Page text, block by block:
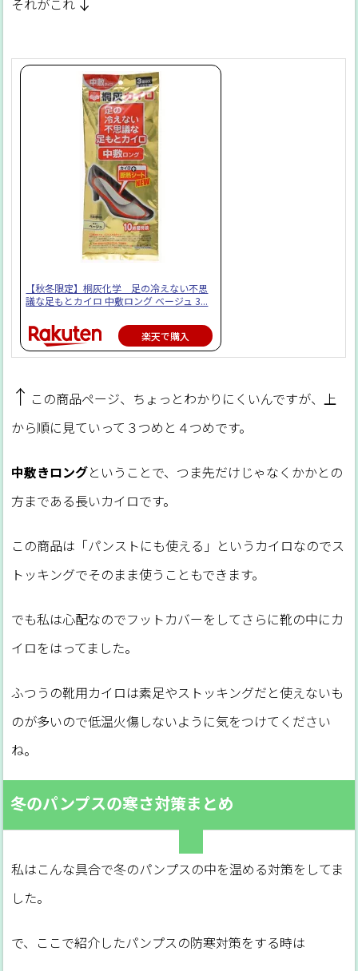
【秋冬限定】桐灰化学 足の冷えない不思
議な足もとカイロ 中敷ロング ベージュ 3...
楽天で購入
↑ この商品ページ、ちょっとわかりにくいんですが、上
から順に見ていって３つめと４つめです。
中敷きロングということで、つま先だけじゃなくかかとの
方まである長いカイロです。
この商品は「パンストにも使える」というカイロなのでス
トッキングでそのまま使うこともできます。
でも私は心配なのでフットカバーをしてさらに靴の中にカ
イロをはってました。
ふつうの靴用カイロは素足やストッキングだと使えないも
のが多いので低温火傷しないように気をつけてください
ね。
冬のパンプスの寒さ対策まとめ
私はこんな具合で冬のパンプスの中を温める対策をしてま
した。
で、ここで紹介したパンプスの防寒対策をする時は